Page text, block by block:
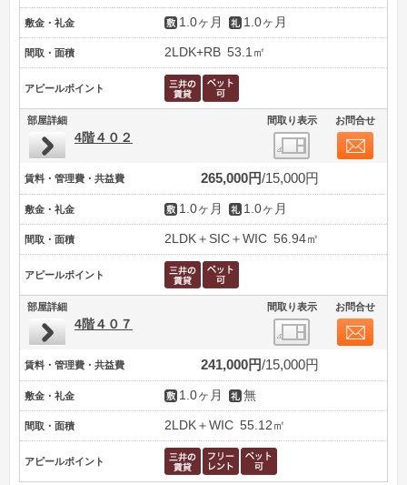
敷金・礼金 1.0ヶ月 1.0ヶ月
間取・面積 2LDK+RB 53.1㎡
アピールポイント
部屋詳細 間取り表示 お問合せ
4階４０２
賃料・管理費・共益費 265,000円 15,000円
敷金・礼金 1.0ヶ月 1.0ヶ月
間取・面積 2LDK＋SIC＋WIC 56.94㎡
アピールポイント
部屋詳細 間取り表示 お問合せ
4階４０７
賃料・管理費・共益費 241,000円 15,000円
敷金・礼金 1.0ヶ月 無
間取・面積 2LDK＋WIC 55.12㎡
アピールポイント